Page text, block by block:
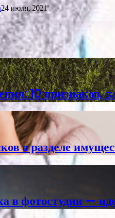
24 июля, 2021
10 признаков,
о разделе
в фотостудии —